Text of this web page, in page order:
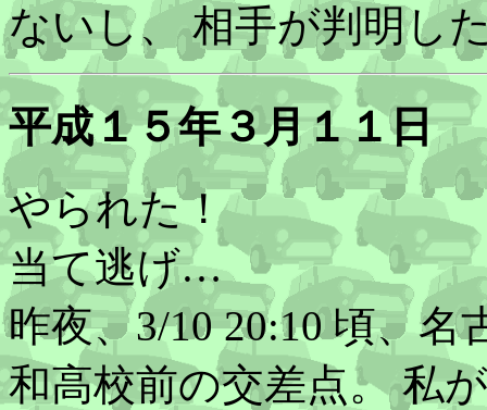
ないし、 相手が判明し
平成１５年３月１１日
やられた！
当て逃げ…
昨夜、3/10 20:10 頃、
和高校前の交差点。 私